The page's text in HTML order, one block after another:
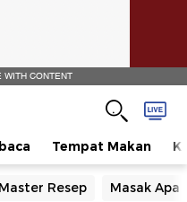
CONTENT
Tempat Makan
Master Resep Masak Apa